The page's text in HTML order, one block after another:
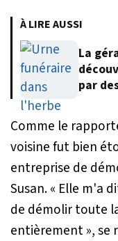
À LIRE AUSSI
La
par
Comme le
voisine fut bien
entreprise de
Susan. « Elle m'a
de démolir toute
entièrement», se